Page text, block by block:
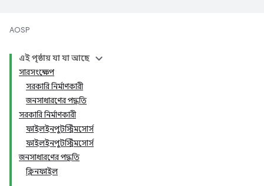
AOSP
এই পৃষ্ঠায় যা যা আছে
সারসংক্ষেপ
সরকারি নির্মাণকারী
জনসাধারণের পদ্ধতি
সরকারি নির্মাণকারী
ফাইলইনপুটস্ট্রিমসোর্স
ফাইলইনপুটস্ট্রিমসোর্স
জনসাধারণের পদ্ধতি
ক্লিনফাইল